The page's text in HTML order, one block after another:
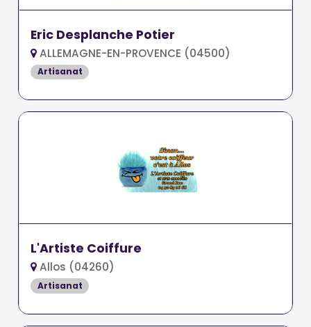
Eric Desplanche Potier
ALLEMAGNE-EN-PROVENCE (04500)
Artisanat
L'Artiste Coiffure
Allos (04260)
Artisanat